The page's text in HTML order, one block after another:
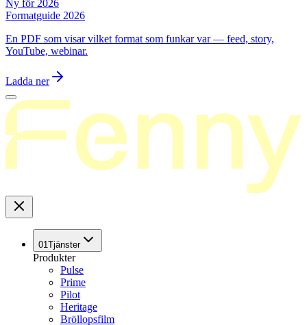
Ny för 2026
Formatguide 2026
En PDF som visar vilket format som funkar var — feed, story,
YouTube, webinar.
Ladda ner
01Tjänster
Produkter
Pulse
Prime
Pilot
Heritage
Bröllopsfilm